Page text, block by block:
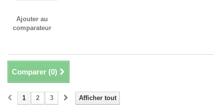
Ajouter au
comparateur
Comparer (0)
Afficher tout
1 2 3